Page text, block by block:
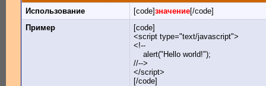
Использование [code]значение[/code]
Пример
[code]
<script type="text/javascript">
<!--
alert("Hello world!");
//-->
</script>
[/code]